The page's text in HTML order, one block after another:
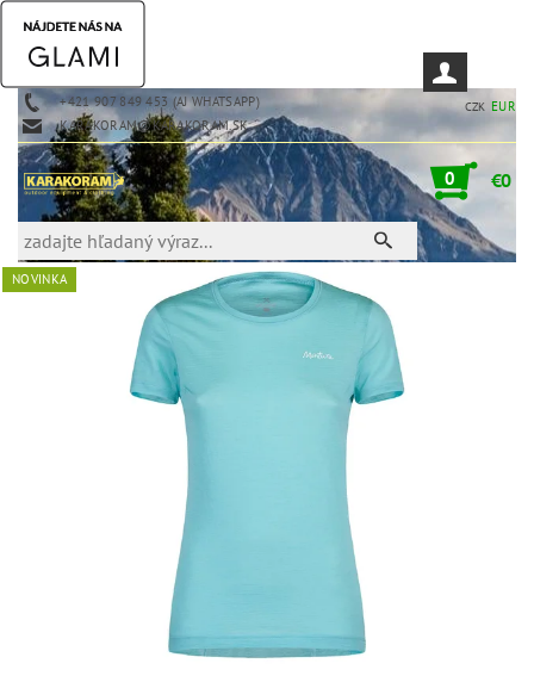
+421 907 849 453 (AJ WHATSAPP)
KARAKORAM@KARAKORAM.SK
CZK EUR
0 €0
NOVINKA